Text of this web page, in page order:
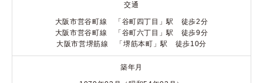
交通
大阪市営谷町線 「谷町四丁目」駅 徒歩2分
大阪市営谷町線 「谷町六丁目」駅 徒歩9分
大阪市営堺筋線 「堺筋本町」駅 徒歩10分
築年月